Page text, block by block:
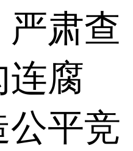
肃查
连腐
公平竞